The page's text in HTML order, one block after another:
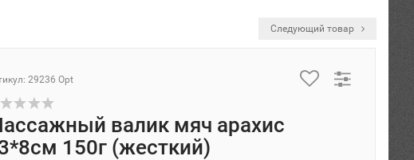
Следующий товар
29236 Opt
валик мяч арахис
150г (жесткий)